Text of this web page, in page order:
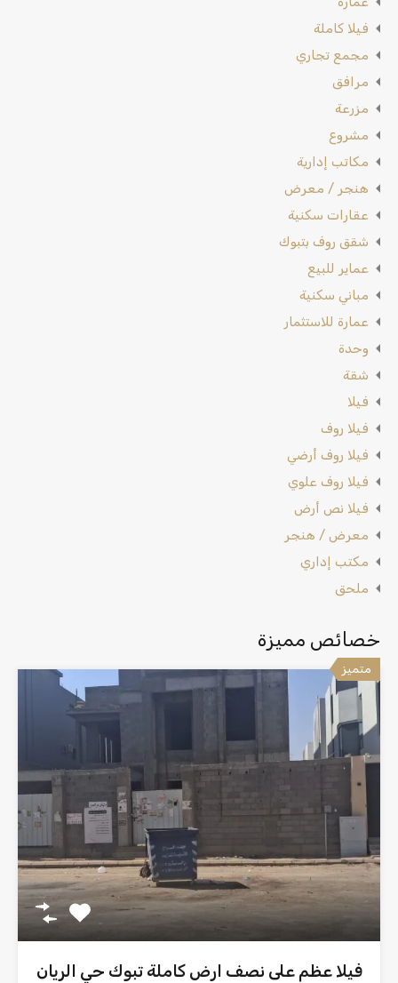
فيلا كاملة
مجمع تجاري
مرافق
مزرعة
مشروع
مكاتب إدارية
هنجر / معرض
عقارات سكنية
شقق روف بتبوك
عماير للبيع
مباني سكنية
عمارة للاستثمار
وحدة
شقة
فيلا
فيلا روف
فيلا روف أرضي
فيلا روف علوي
فيلا نص أرض
معرض / هنجر
مكتب إداري
ملحق
خصائص مميزة
متميز
فيلا عظم على نصف ارض كاملة تبوك حي الريان